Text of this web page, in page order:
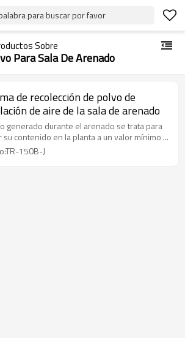
para buscar por favor
Sobre
Para Sala De Arenado
de recolección de polvo de
de aire de la sala de arenado
generado durante el arenado se trata para
su contenido en la planta a un valor mínimo ...
150B-J